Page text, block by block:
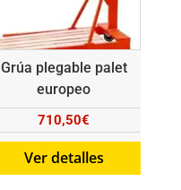
Grúa plegable palet
europeo
710,50€
Ver detalles